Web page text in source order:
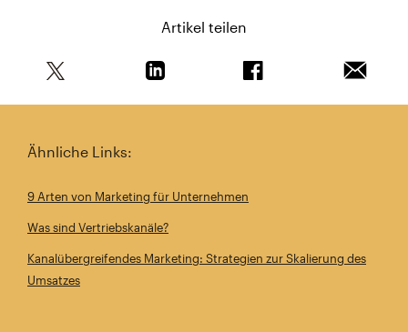
Artikel teilen
Ähnliche Links:
9 Arten von Marketing für Unternehmen
Was sind Vertriebskanäle?
Kanalübergreifendes Marketing: Strategien zur Skalierung des
Umsatzes